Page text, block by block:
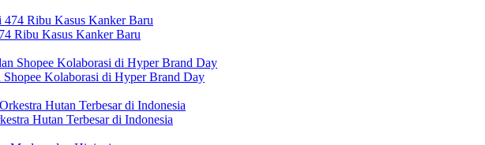
Ribu Kasus Kanker Baru
Kolaborasi di Hyper Brand Day
Hutan Terbesar di Indonesia